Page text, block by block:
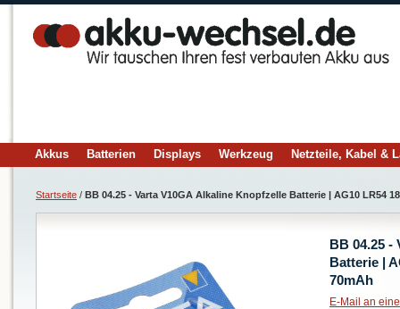
Akkus Batterien Displays Werkzeug Netzteile, Kabel &
Startseite / BB 04.25 - Varta V10GA Alkaline Knopfzelle Batterie | AG10 LR54
BB 04.25 -
Batterie |
70mAh
E-Mail an